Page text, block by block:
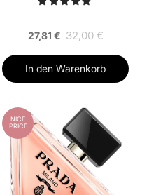
27,81 € 32,00 €
In den Warenkorb
NICE
PRICE